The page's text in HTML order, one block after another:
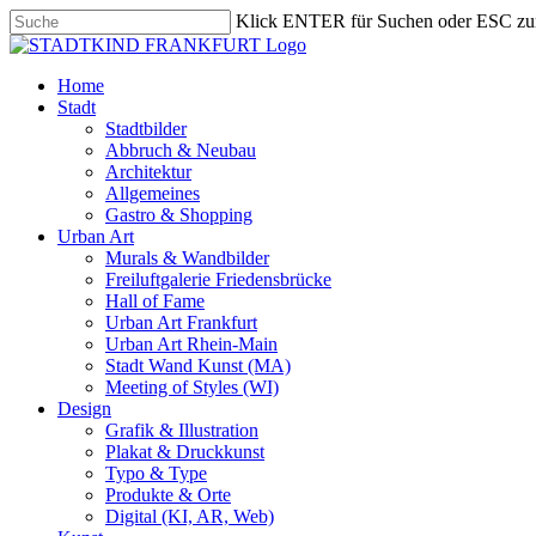
Skip
to
content
Klick ENTER für Suchen oder ESC
Close
search
Menu
Home
Stadt
Stadtbilder
Abbruch & Neubau
Architektur
Allgemeines
Gastro & Shopping
Urban Art
Murals & Wandbilder
Freiluftgalerie Friedensbrücke
Hall of Fame
Urban Art Frankfurt
Urban Art Rhein-Main
Stadt Wand Kunst (MA)
Meeting of Styles (WI)
Design
Grafik & Illustration
Plakat & Druckkunst
Typo & Type
Produkte & Orte
Digital (KI, AR, Web)